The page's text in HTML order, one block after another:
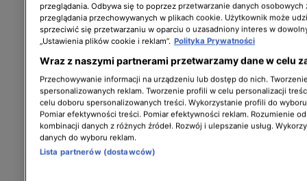
przeglądania. Odbywa się to poprzez przetwarzanie danych osobowych
przeglądania przechowywanych w plikach cookie. Użytkownik może
sprzeciwić się przetwarzaniu w oparciu o uzasadniony interes w
„Ustawienia plików cookie i reklam”. Polityka Prywatności
Wraz z naszymi partnerami przetwarzamy dane w celu
Przechowywanie informacji na urządzeniu lub dostęp do nich.
spersonalizowanych reklam. Tworzenie profili w celu personalizacji
celu doboru spersonalizowanych treści. Wykorzystanie profili do
Pomiar efektywności treści. Pomiar efektywności reklam. Rozumienie
kombinacji danych z różnych źródeł. Rozwój i ulepszanie usług.
danych do wyboru reklam.
Lista partnerów (dostawców)